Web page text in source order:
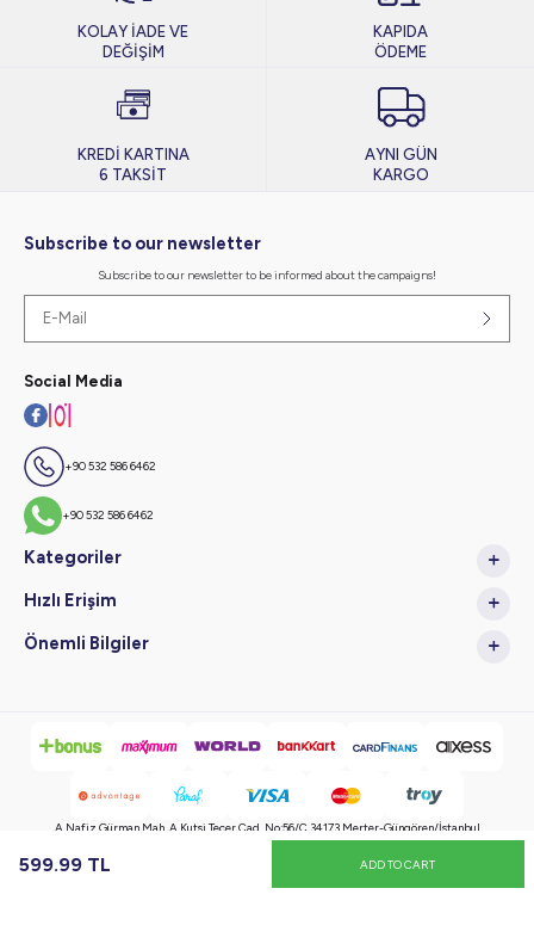
599.99 TL ADD TO CART
KOLAY İADE VE
DEĞİŞİM
KAPIDA
ÖDEME
KREDİ KARTINA
6 TAKSİT
AYNI GÜN
KARGO
Subscribe to our newsletter
Subscribe to our newsletter to be informed about the campaigns!
Social Media
+90 532 586 6462
+90 532 586 6462
Kategoriler
Hızlı Erişim
Önemli Bilgiler
A.Nafiz Gürman Mah. A.Kutsi Tecer Cad. No:56/C 34173 Merter-Güngören/İstanbul